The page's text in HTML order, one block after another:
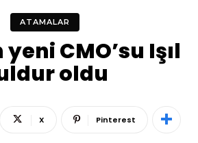
ATAMALAR
CMO’su Işıl
oldu
X Pinterest